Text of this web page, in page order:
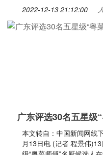
2022-12-13 21:12:00
广东评选30名五星级
本文转自：中国新闻网线
月13日电 (记者 程景伟